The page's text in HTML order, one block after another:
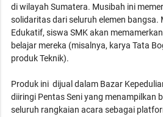
di wilayah Sumatera. Musibah ini
solidaritas dari seluruh elemen bangsa.
Edukatif, siswa SMK akan
belajar mereka (misalnya, karya Tata
produk Teknik).
Produk ini dijual dalam Bazar
diiringi Pentas Seni yang menampilkan
seluruh rangkaian acara sebagai